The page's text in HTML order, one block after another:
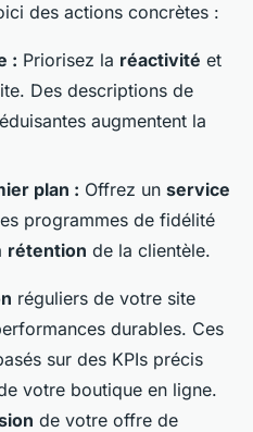
des actions concrètes :
: Priorisez la réactivité et
Des descriptions de
augmentent la
plan : Offrez un service
programmes de fidélité
rétention de la clientèle.
réguliers de votre site
durables. Ces
sur des KPIs précis
votre boutique en ligne.
de votre offre de